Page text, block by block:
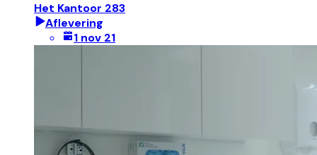
Het Kantoor 283
Aflevering
1 nov 21